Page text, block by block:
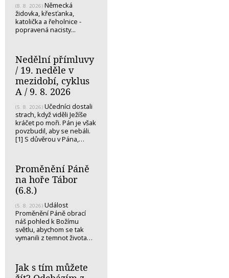
(8. 8. 2026) Německá
židovka, křesťanka,
katolička a řeholnice -
popravená nacisty...
Nedělní přímluvy
/ 19. neděle v
mezidobí, cyklus
A / 9. 8. 2026
(5. 8. 2026) Učedníci dostali
strach, když viděli Ježíše
kráčet po moři. Pán je však
povzbudil, aby se nebáli.
[1] S důvěrou v Pána,…
Proměnění Páně
na hoře Tábor
(6.8.)
(5. 8. 2026) Událost
Proměnění Páně obrací
náš pohled k Božímu
světlu, abychom se tak
vymanili z temnot života…
Jak s tím můžete